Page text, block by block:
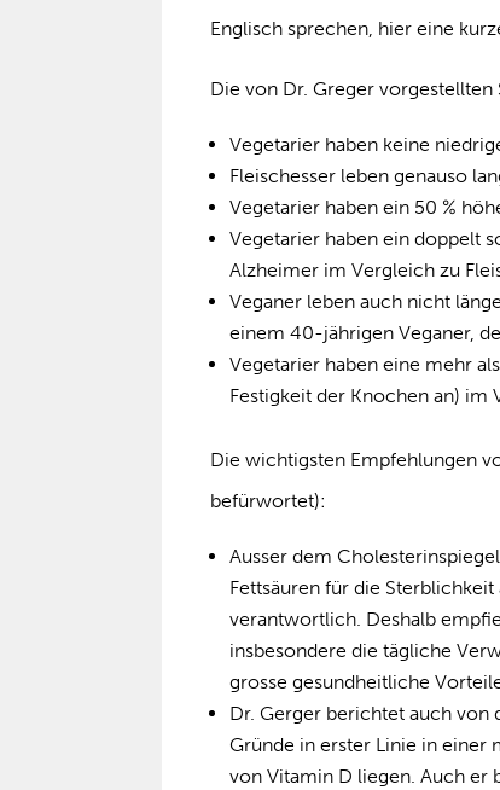
Englisch sprechen, hier eine
Die von Dr. Greger vorgestellten
Vegetarier haben keine
Fleischesser leben genauso
Vegetarier haben ein 50 %
Vegetarier haben ein doppelt
Alzheimer im Vergleich zu
Veganer leben auch nicht
einem 40-jährigen Veganer,
Vegetarier haben eine mehr
Festigkeit der Knochen an) im
Die wichtigsten Empfehlungen
befürwortet):
Ausser dem
Fettsäuren für die
verantwortlich. Deshalb
insbesondere die tägliche
grosse gesundheitliche
Dr. Gerger berichtet auch von
Gründe in erster Linie in einer
von Vitamin D liegen. Auch er